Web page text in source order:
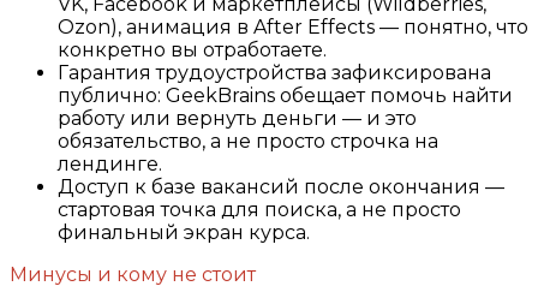
VK, Facebook и маркетплейсы (Wildberries,
Ozon), анимация в After Effects — понятно, что
конкретно вы отработаете.
Гарантия трудоустройства зафиксирована
публично: GeekBrains обещает помочь найти
работу или вернуть деньги — и это
обязательство, а не просто строчка на
лендинге.
Доступ к базе вакансий после окончания —
стартовая точка для поиска, а не просто
финальный экран курса.
Минусы и кому не стоит